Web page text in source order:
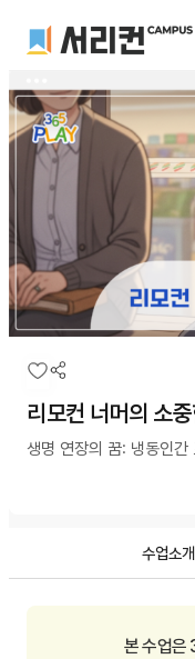
리모컨 너머의 소
생명 연장의 꿈: 냉동인간
수업소개
본 수업은